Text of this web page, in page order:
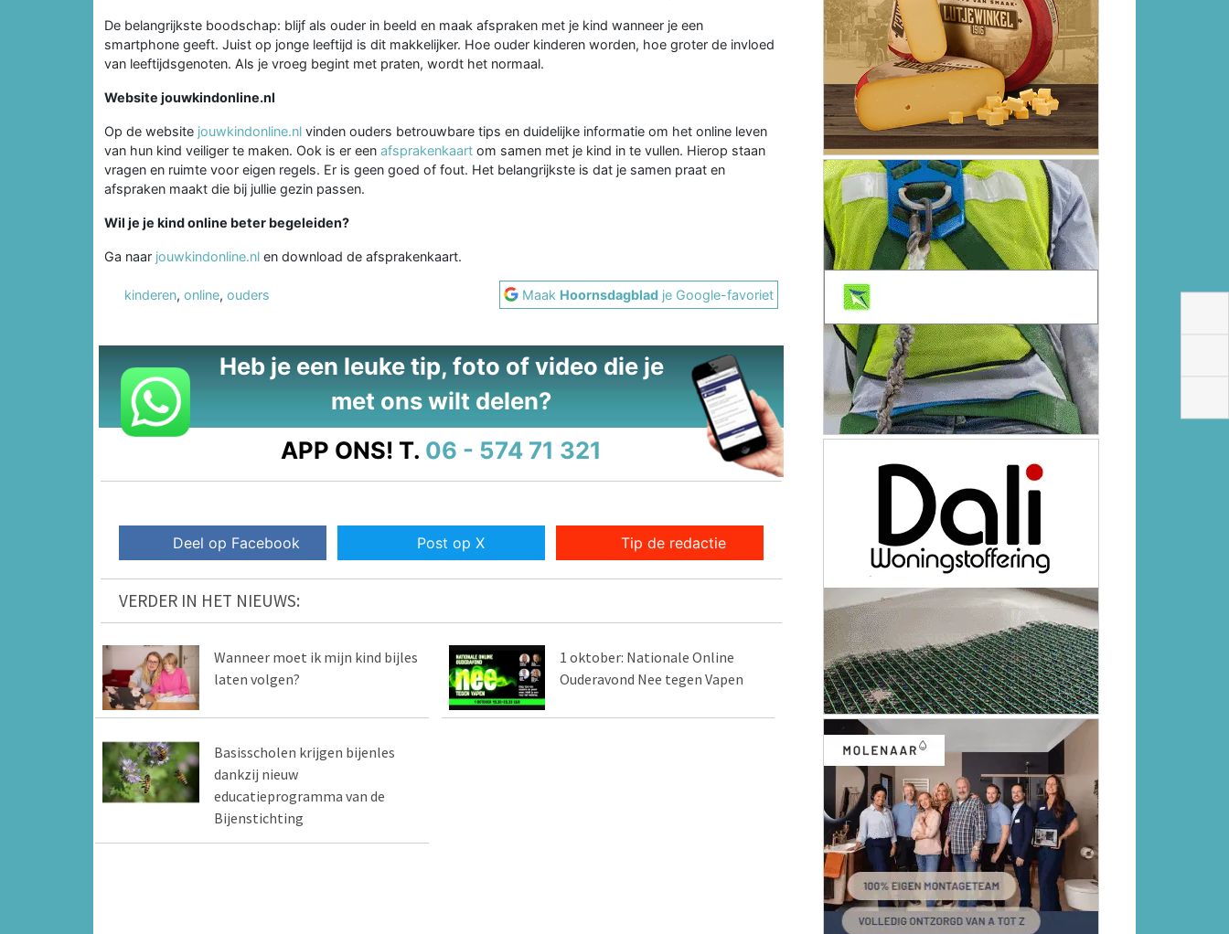
De belangrijkste boodschap: blijf als ouder in beeld en maak afspraken met je kind wanneer je een
smartphone geeft. Juist op jonge leeftijd is dit makkelijker. Hoe ouder kinderen worden, hoe groter de invloed
van leeftijdsgenoten. Als je vroeg begint met praten, wordt het normaal.
Website jouwkindonline.nl
Op de website jouwkindonline.nl vinden ouders betrouwbare tips en duidelijke informatie om het online leven
van hun kind veiliger te maken. Ook is er een afsprakenkaart om samen met je kind in te vullen. Hierop staan
vragen en ruimte voor eigen regels. Er is geen goed of fout. Het belangrijkste is dat je samen praat en
afspraken maakt die bij jullie gezin passen.
Wil je je kind online beter begeleiden?
Ga naar jouwkindonline.nl en download de afsprakenkaart.
kinderen, online, ouders Maak Hoornsdagblad je Google-favoriet
Heb je een leuke tip, foto of video die je
met ons wilt delen?
APP ONS! T. 06 - 574 71 321
Deel op Facebook Post op X Tip de redactie
VERDER IN HET NIEUWS:
Wanneer moet ik mijn kind bijles
laten volgen?
1 oktober: Nationale Online
Ouderavond Nee tegen Vapen
Basisscholen krijgen bijenles
dankzij nieuw
educatieprogramma van de
Bijenstichting